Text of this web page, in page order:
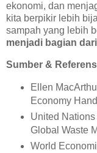
ekonomi, dan
kita berpikir lebih
sampah yang lebih
menjadi bagian
Sumber &
Ellen
Economy
United
Global Waste
World